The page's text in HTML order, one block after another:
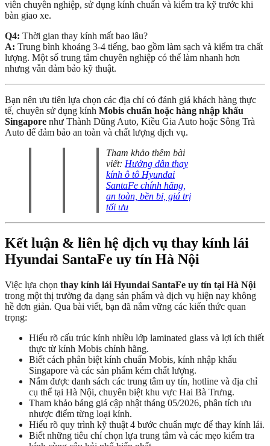
viên chuyên nghiệp, sử dụng kính chuẩn và kiểm tra kỹ trước khi
bàn giao xe.
Q4: Thời gian thay kính mất bao lâu?
A: Trung bình khoảng 3-4 tiếng, bao gồm làm sạch và kiểm tra chất
lượng. Một số trung tâm chuyên nghiệp có thể làm nhanh hơn
nhưng vẫn đảm bảo kỹ thuật.
Bạn nên ưu tiên lựa chọn các địa chỉ có đánh giá khách hàng thực
tế, chuyên sử dụng kính Mobis chuẩn hoặc hàng nhập khẩu
Singapore như Thành Dũng Auto, Kiều Gia Auto hoặc Sông Trà
Auto để đảm bảo an toàn và chất lượng dịch vụ.
Tham khảo thêm bài
viết: Hướng dẫn thay
kính ô tô Hyundai
SantaFe chính hãng,
an toàn, bền bỉ, giá trị
tối ưu
Kết luận & liên hệ dịch vụ thay kính lái
Hyundai SantaFe uy tín Hà Nội
Việc lựa chọn thay kính lái Hyundai SantaFe uy tín tại Hà Nội
trong một thị trường đa dạng sản phẩm và dịch vụ hiện nay không
hề đơn giản. Qua bài viết, bạn đã nắm vững các kiến thức quan
trọng:
Hiểu rõ cấu trúc kính nhiều lớp laminated glass và lợi ích thiết
thực từ kính Mobis chính hãng.
Biết cách phân biệt kính chuẩn Mobis, kính nhập khẩu
Singapore và các sản phẩm kém chất lượng.
Nắm được danh sách các trung tâm uy tín, hotline và địa chỉ
cụ thể tại Hà Nội, chuyên biệt khu vực Hai Bà Trưng.
Tham khảo bảng giá cập nhật tháng 05/2026, phân tích ưu
nhược điểm từng loại kính.
Hiểu rõ quy trình kỹ thuật 4 bước chuẩn mực để thay kính lái.
Biết những tiêu chí chọn lựa trung tâm và các mẹo kiểm tra